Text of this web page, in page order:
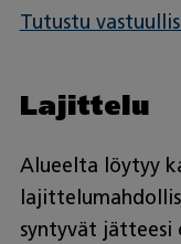
Tutustu
Lajittelu
Alueelta löytyy
syntyvät jätteesi